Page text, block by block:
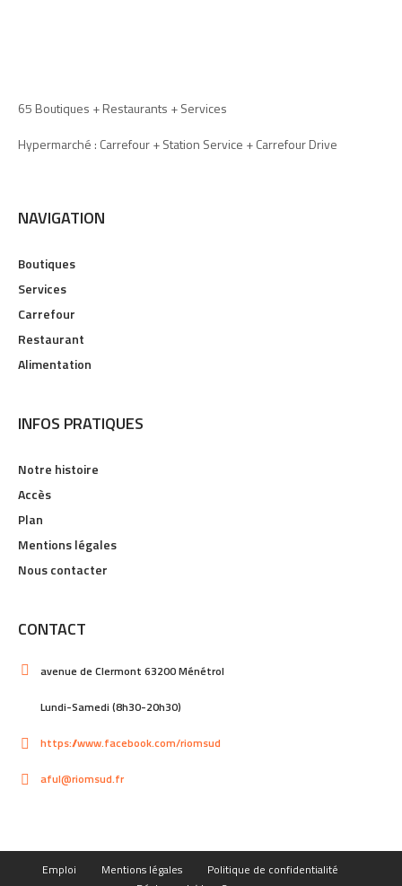
65 Boutiques + Restaurants + Services
Hypermarché : Carrefour + Station Service + Carrefour Drive
NAVIGATION
Boutiques
Services
Carrefour
Restaurant
Alimentation
INFOS PRATIQUES
Notre histoire
Accès
Plan
Mentions légales
Nous contacter
CONTACT
avenue de Clermont 63200 Ménétrol
Lundi-Samedi (8h30-20h30)
https://www.facebook.com/riomsud
aful@riomsud.fr
Emploi Mentions légales
Politique de confidentialité